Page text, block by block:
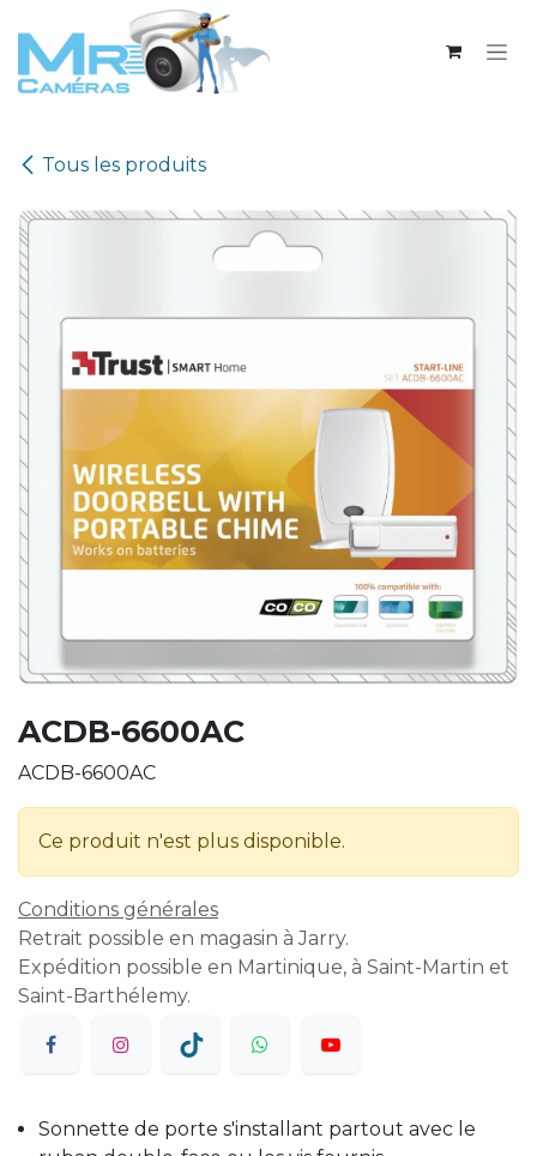
Se rendre au contenu
Tous les produits
ACDB-6600AC
ACDB-6600AC
Ce produit n'est plus disponible.
Conditions générales
Retrait possible en magasin à Jarry.
Expédition possible en Martinique, à Saint-Martin et
Saint-Barthélemy.
Sonnette de porte s'installant partout avec le